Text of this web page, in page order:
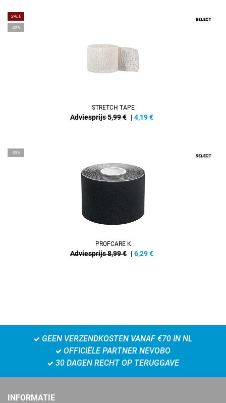
SALE
-30%
STRETCH TAPE
Adviesprijs 5,99 € | 4,19€
-30%
PROFCARE K
Adviesprijs 8,99 € | 6,29€
GEEN VERZENDKOSTEN VANAF €70 IN NL
OFFICIËLE PARTNER NEVOBO
30 DAGEN RECHT OP TERUGGAVE
INFORMATIE